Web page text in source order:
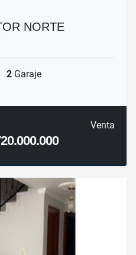
NORTE
2 Garaje
Venta